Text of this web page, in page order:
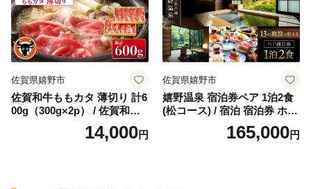
佐賀県嬉野市
佐賀和牛ももカタ 薄切り 計6
00g（300g×2p） / 佐賀和牛
佐賀県産黒毛和牛 牛肉【一
ノ瀬畜産】 [NAC029]14,000円
佐賀県嬉野市
嬉野温泉 宿泊券ペア 1泊2食
(松コース) / 宿泊 宿泊券 ホテ
ル 旅館 温泉 嬉野温泉 旅行
観光 佐賀 嬉野【嬉野温泉 旅
165,000円